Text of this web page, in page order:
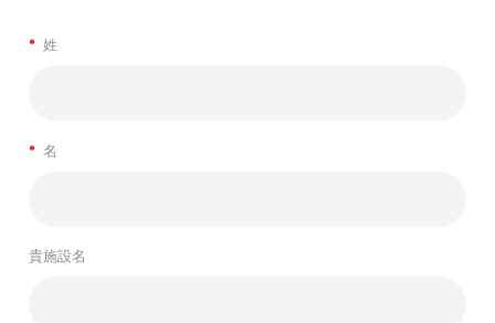
* 姓
* 名
貴施設名